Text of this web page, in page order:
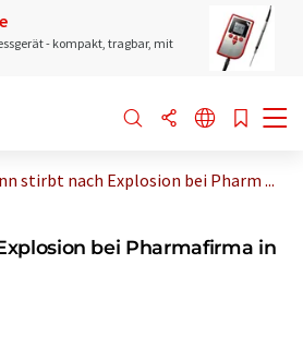
- kompakt, tragbar, mit
stirbt nach Explosion bei Pharm ...
bei Pharmafirma in